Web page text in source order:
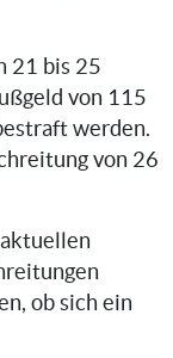
21 bis 25
von 115
werden.
von 26
ob sich ein